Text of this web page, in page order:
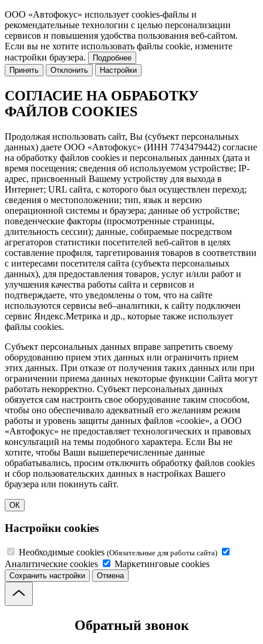
ООО «Автофокус» использует cookies-файлы и
рекомендательные технологии с целью персонализации
сервисов и повышения удобства пользования веб-сайтом.
Если вы не хотите использовать файлы cookie, измените
настройки браузера.
Подробнее
Принять
Отклонить Настройки
СОГЛАСИЕ НА ОБРАБОТКУ
ФАЙЛОВ COOKIES
Продолжая использовать сайт, Вы (субъект персональных
данных) даете ООО «Автофокус» (ИНН 7743479442) согласие
на обработку файлов cookies и персональных данных (дата и
время посещения; сведения об используемом устройстве; IP-
адрес, присвоенный Вашему устройству для выхода в
Интернет; URL сайта, с которого был осуществлен переход;
сведения о местоположении; тип, язык и версию
операционной системы и браузера; данные об устройстве;
поведенческие факторы (просмотренные страницы,
длительность сессии); данные, собираемые посредством
агрегаторов статистики посетителей веб-сайтов в целях
составление профиля, таргетирования товаров в соответствии
с интересами посетителя сайта (субъекта персональных
данных), для предоставления товаров, услуг и/или работ и
улучшения качества работы сайта и сервисов и
подтверждаете, что уведомлены о том, что на сайте
используются сервисы веб–аналитики, к сайту подключен
сервис Яндекс.Метрика и др., которые также использует
файлы cookies.
Субъект персональных данных вправе запретить своему
оборудованию прием этих данных или ограничить прием
этих данных. При отказе от получения таких данных или при
ограничении приема данных некоторые функции Сайта могут
работать некорректно. Субъект персональных данных
обязуется сам настроить свое оборудование таким способом,
чтобы оно обеспечивало адекватный его желаниям режим
работы и уровень защиты данных файлов «cookie», а ООО
«Автофокус» не предоставляет технологических и правовых
консультаций на темы подобного характера. Если Вы не
хотите, чтобы Ваши вышеперечисленные данные
обрабатывались, просим отключить обработку файлов cookies
и сбор пользовательских данных в настройках Вашего
браузера или покинуть сайт.
ОК
Настройки cookies
Необходимые cookies (Обязательные для работы сайта)
Аналитические cookies Маркетинговые cookies
Сохранить настройки Отмена
Обратный звонок